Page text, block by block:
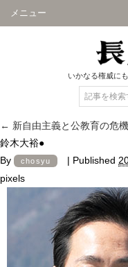
メニュー
いかなる権威に
← 新自由主義と公教育の危
鈴木大裕●
By
chosyu | Published
pixels